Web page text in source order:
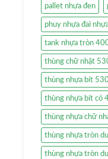
pallet nhựa đen
phuy nhựa đai
tank nhựa tròn
thùng chữ nhật
thùng nhựa bít
thùng nhựa bít có
thùng nhựa chữ
thùng nhựa tròn
thùng nhựa tròn